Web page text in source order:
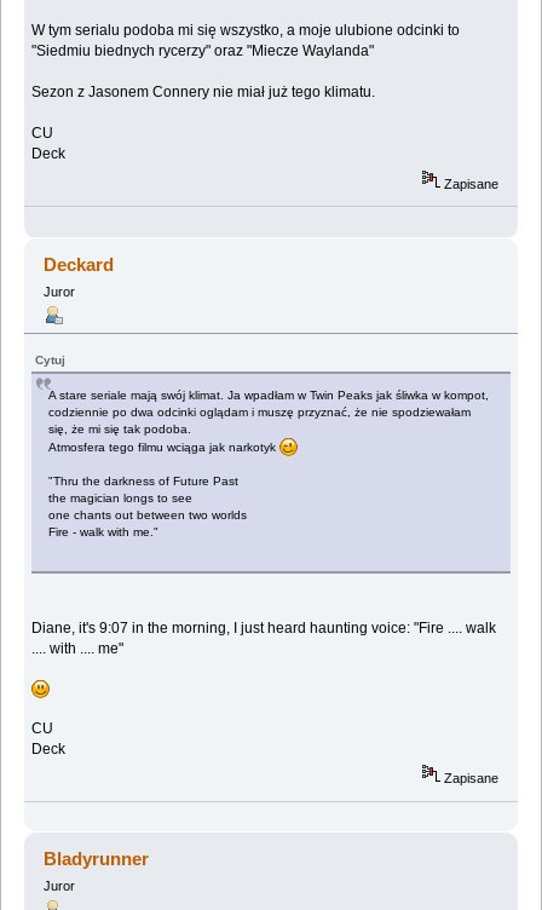
W tym serialu podoba mi się wszystko, a moje ulubione odcinki to
"Siedmiu biednych rycerzy" oraz "Miecze Waylanda"
Sezon z Jasonem Connery nie miał już tego klimatu.
CU
Deck
Zapisane
Deckard
Juror
Cytuj
A stare seriale mają swój klimat. Ja wpadłam w Twin Peaks jak śliwka w kompot,
codziennie po dwa odcinki oglądam i muszę przyznać, że nie spodziewałam
się, że mi się tak podoba.
Atmosfera tego filmu wciąga jak narkotyk
"Thru the darkness of Future Past
the magician longs to see
one chants out between two worlds
Fire - walk with me."
Diane, it's 9:07 in the morning, I just heard haunting voice: "Fire .... walk
.... with .... me"
CU
Deck
Zapisane
Bladyrunner
Juror